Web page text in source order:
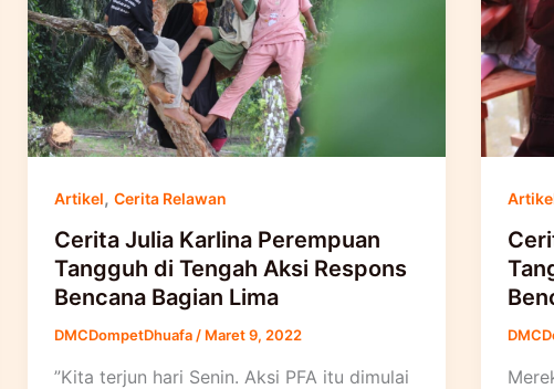
Artikel, Cerita Relawan
Cerita Julia Karlina Perempuan
Tangguh di Tengah Aksi Respons
Bencana Bagian Lima
DMCDompetDhuafa/ Maret 9, 2022
”Kita terjun hari Senin. Aksi PFA itu dimulai